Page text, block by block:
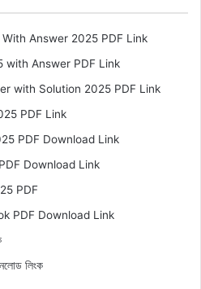
Answer 2025 PDF Link
with Answer PDF Link
with Solution 2025 PDF Link
PDF Link
PDF Download Link
Download Link
PDF
PDF Download Link
লিংক